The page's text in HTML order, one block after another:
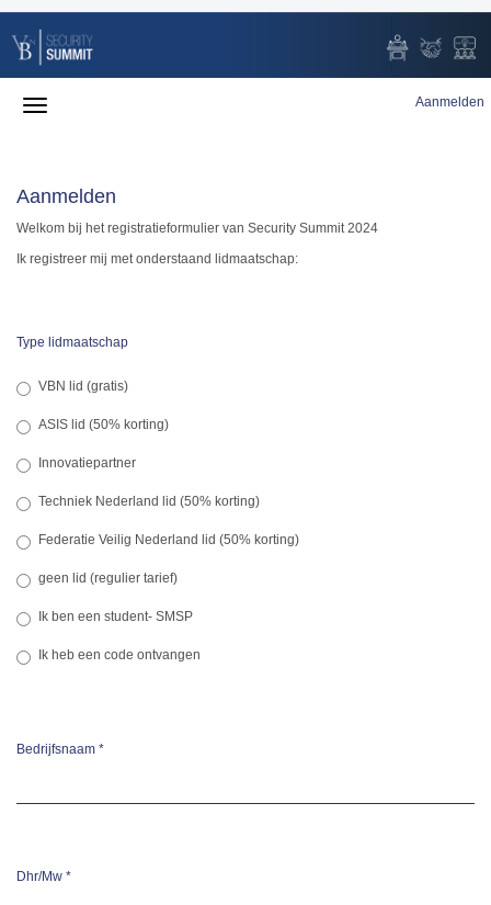
Aanmelden
Aanmelden
Welkom bij het registratieformulier van Security Summit 2024
Ik registreer mij met onderstaand lidmaatschap:
Type lidmaatschap
VBN lid (gratis)
ASIS lid (50% korting)
Innovatiepartner
Techniek Nederland lid (50% korting)
Federatie Veilig Nederland lid (50% korting)
geen lid (regulier tarief)
Ik ben een student- SMSP
Ik heb een code ontvangen
Bedrijfsnaam *
Dhr/Mw *